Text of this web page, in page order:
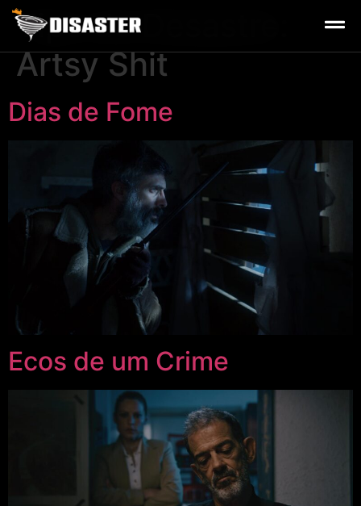
Tipo de Desastre:
Artsy Shit
Dias de Fome
Ecos de um Crime